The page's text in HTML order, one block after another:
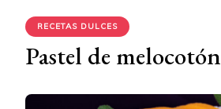
RECETAS DULCES
Pastel de melocotón